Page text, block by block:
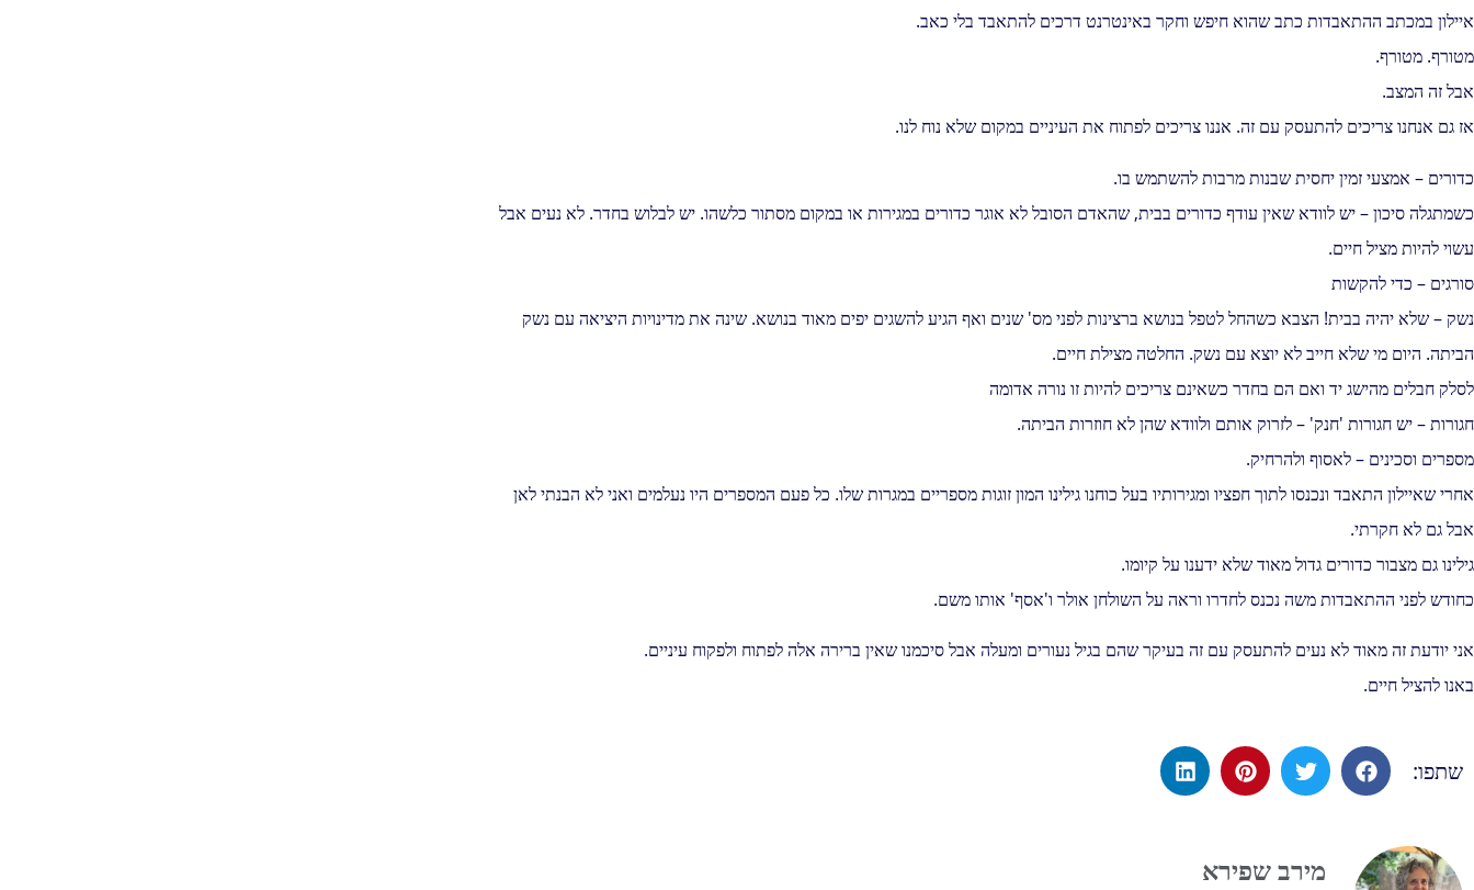
איילון במכתב ההתאבדות כתב שהוא חיפש וחקר באינטרנט דרכים להתאבד בלי כאב.
מטורף. מטורף.
אבל זה המצב.
אז גם אנחנו צריכים להתעסק עם זה. אננו צריכים לפתוח את העיניים במקום שלא נוח לנו.
כדורים – אמצעי זמין יחסית שבנות מרבות להשתמש בו.
כשמתגלה סיכון – יש לוודא שאין עודף כדורים בבית, שהאדם הסובל לא אוגר כדורים במגירות או במקום מסתור כלשהו. יש לבלוש בחדר. לא נעים אבל
עשוי להיות מציל חיים.
סורגים – כדי להקשות
נשק – שלא יהיה בבית! הצבא כשהחל לטפל בנושא ברצינות לפני מס' שנים ואף הגיע להשגים יפים מאוד בנושא. שינה את מדינויות היציאה עם נשק
הביתה. היום מי שלא חייב לא יוצא עם נשק. החלטה מצילת חיים.
לסלק חבלים מהישג יד ואם הם בחדר כשאינם צריכים להיות זו נורה אדומה
חגורות – יש חגורות 'חנק' – לזרוק אותם ולוודא שהן לא חוזרות הביתה.
מספרים וסכינים – לאסוף ולהרחיק.
אחרי שאיילון התאבד ונכנסו לתוך חפציו ומגירותיו בעל כוחנו גילינו המון זוגות מספריים במגרות שלו. כל פעם המספרים היו נעלמים ואני לא הבנתי לאן
אבל גם לא חקרתי.
גילינו גם מצבור כדורים גדול מאוד שלא ידענו על קיומו.
כחודש לפני ההתאבדות משה נכנס לחדרו וראה על השולחן אולר ו'אסף' אותו משם.
אני יודעת זה מאוד לא נעים להתעסק עם זה בעיקר שהם בגיל נעורים ומעלה אבל סיכמנו שאין ברירה אלה לפתוח ולפקוח עיניים.
באנו להציל חיים.
שתפו:
מירב שפירא